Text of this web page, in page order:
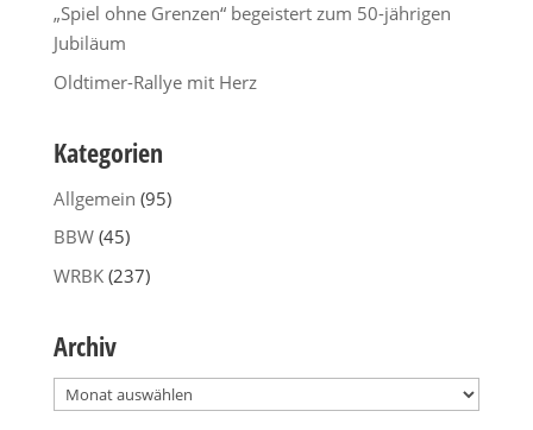
„Spiel ohne Grenzen“ begeistert zum 50-jährigen
Jubiläum
Oldtimer-Rallye mit Herz
Kategorien
Allgemein (95)
BBW(45)
WRBK(237)
Archiv
Archiv